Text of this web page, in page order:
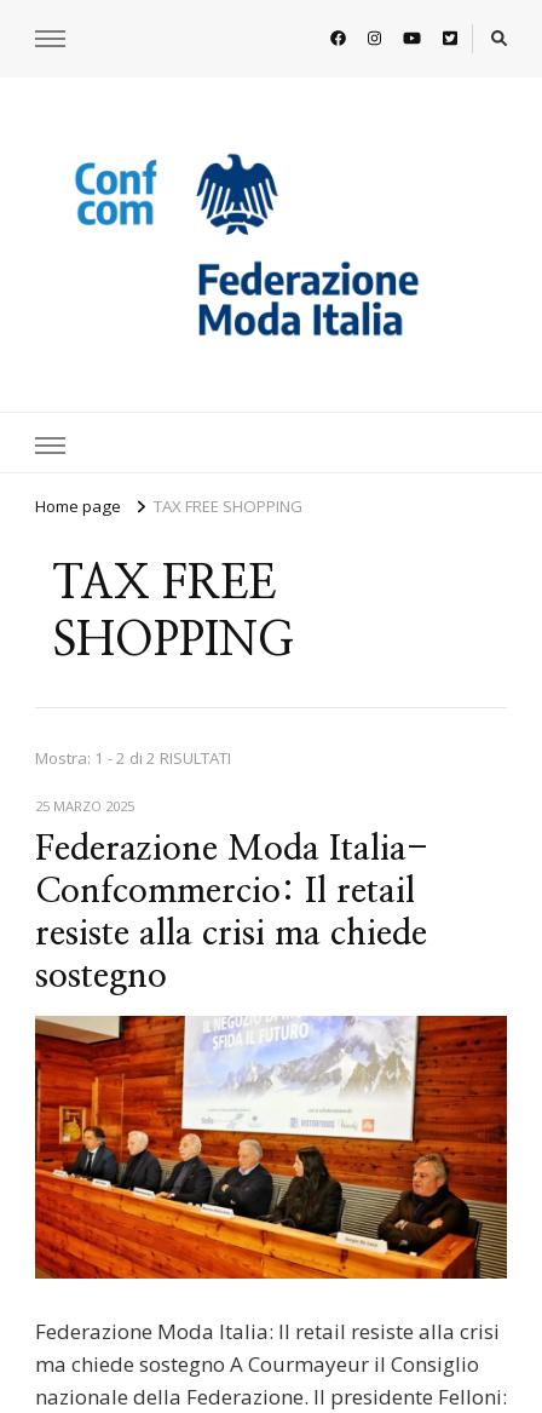
Home page TAX FREE SHOPPING
TAX FREE
SHOPPING
Mostra: 1 - 2 di 2 RISULTATI
25 MARZO 2025
Federazione Moda Italia-
Confcommercio: Il retail
resiste alla crisi ma chiede
sostegno
Federazione Moda Italia: Il retail resiste alla crisi
ma chiede sostegno A Courmayeur il Consiglio
nazionale della Federazione. Il presidente Felloni: